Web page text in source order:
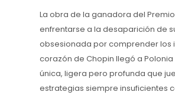
La obra de la ganadora del
enfrentarse a la desaparición de
obsesionada por comprender los
corazón de Chopin llegó a
única, ligera pero profunda que
estrategias siempre insuficientes